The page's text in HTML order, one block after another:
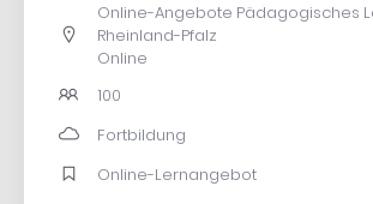
Online-Angebote Pädagogisches
Rheinland-Pfalz
Online
100
Fortbildung
Online-Lernangebot